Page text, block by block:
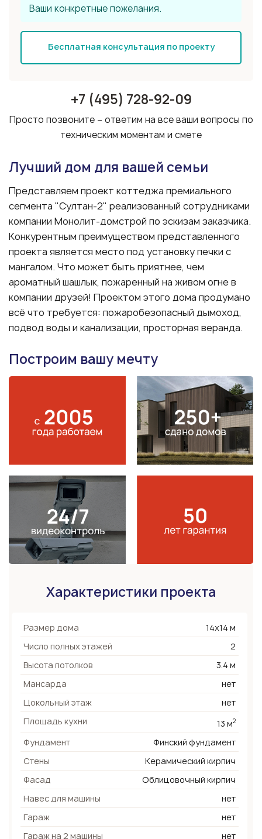
Ваши конкретные пожелания.
Бесплатная консультация по проекту
+7 (495) 728-92-09
Просто позвоните – ответим на все ваши вопросы по
техническим моментам и смете
Лучший дом для вашей семьи
Представляем проект коттеджа премиального
сегмента "Султан-2" реализованный сотрудниками
компании Монолит-домстрой по эскизам заказчика.
Конкурентным преимуществом представленного
проекта является место под установку печки с
мангалом. Что может быть приятнее, чем
ароматный шашлык, пожаренный на живом огне в
компании друзей! Проектом этого дома продумано
всё что требуется: пожаробезопасный дымоход,
подвод воды и канализации, просторная веранда.
Построим вашу мечту
Характеристики проекта
Размер дома
14х14 м
Число полных этажей
2
Высота потолков
3.4 м
Мансарда
нет
Цокольный этаж
нет
Площадь кухни
13 м2
Фундамент
Финский фундамент
Стены
Керамический кирпич
Фасад
Облицовочный кирпич
Навес для машины
нет
Гараж
нет
Гараж на 2 машины
нет